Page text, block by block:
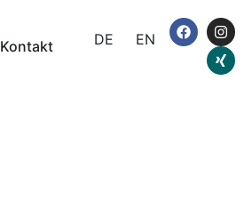
Kontakt DE EN